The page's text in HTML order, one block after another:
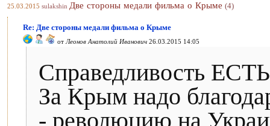
25.03.2015 sulakshin Две стороны медали фильма о Крыме (4)
Re: Две стороны медали фильма о Крыме
от Леонов Анатолий Иванович 26.03.2015 14:05
Справедливость
За Крым надо
- революцию на